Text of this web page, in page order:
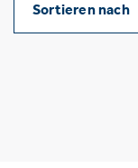
Sortieren nach